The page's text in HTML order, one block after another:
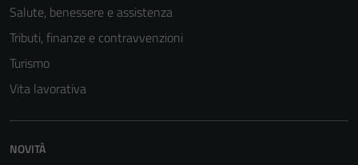
Salute, benessere e assistenza
Tributi, finanze e contravvenzioni
Turismo
Vita lavorativa
NOVITÀ